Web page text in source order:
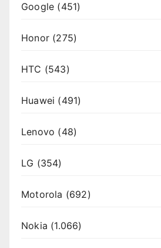
Google (451)
Honor (275)
HTC (543)
Huawei (491)
Lenovo (48)
LG (354)
Motorola (692)
Nokia (1.066)